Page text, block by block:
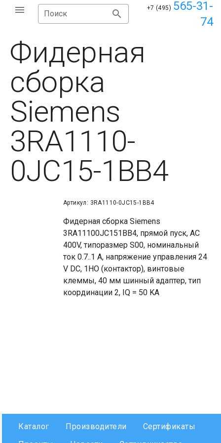
Поиск
+7 (495) 565-31-
74
Фидерная
сборка
Siemens
3RA1110-
0JC15-1BB4
Артикул: 3RA1110-0JC15-1BB4
Фидерная сборка Siemens
3RA11100JC151BB4, прямой пуск, AC
400V, типоразмер S00, номинальный
ток 0.7..1 A, напряжение управления 24
V DC, 1НO (контактор), винтовые
клеммы, 40 мм шинный адаптер, тип
координации 2, IQ = 50 KA
Каталог Производители
Сертификаты